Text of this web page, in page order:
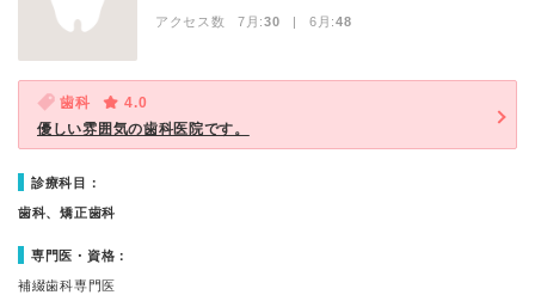
アクセス数 7月:30 | 6月:48
歯科
4.0
優しい雰囲気の歯科医院です。
診療科目：
歯科、矯正歯科
専門医・資格：
補綴歯科専門医